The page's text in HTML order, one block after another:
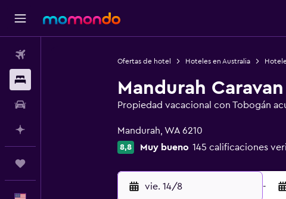
Ofertas de hotel Hoteles en Australia
Mandurah
Propiedad vacacional con Tobogán
Mandurah, WA 6210
8,8 Muy bueno 145 calificaciones
vie. 14/8 -